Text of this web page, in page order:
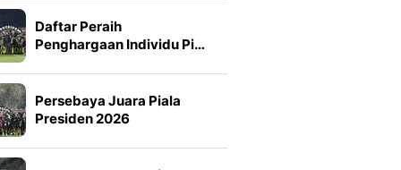
Daftar Peraih
Penghargaan Individu Pi…
Persebaya Juara Piala
Presiden 2026